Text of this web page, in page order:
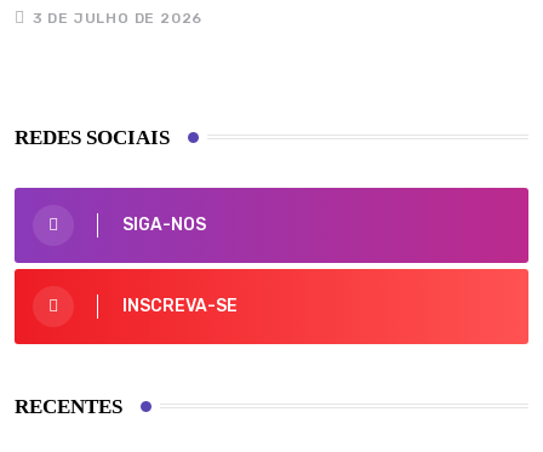
3 DE JULHO DE 2026
REDES SOCIAIS
SIGA-NOS
INSCREVA-SE
RECENTES